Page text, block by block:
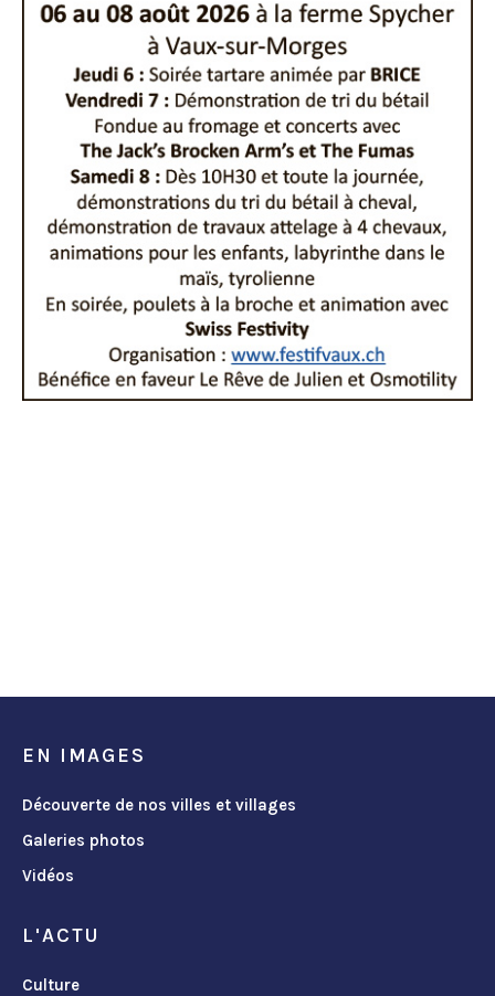
EN IMAGES
Découverte de nos villes et villages
Galeries photos
Vidéos
L'ACTU
Culture